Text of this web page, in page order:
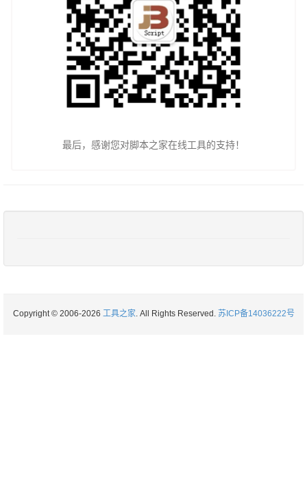
最后，感谢您对脚本之家在线工具的支持！
Copyright © 2006-2026 工具之家. All Rights Reserved. 苏ICP备14036222号